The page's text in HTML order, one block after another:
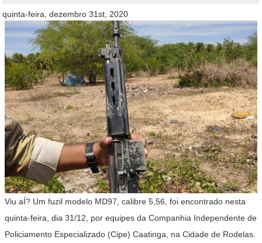
quinta-feira, dezembro 31st, 2020
Viu aÍ? Um fuzil modelo MD97, calibre 5,56, foi encontrado nesta
quinta-feira, dia 31/12, por equipes da Companhia Independente de
Policiamento Especializado (Cipe) Caatinga, na Cidade de Rodelas.